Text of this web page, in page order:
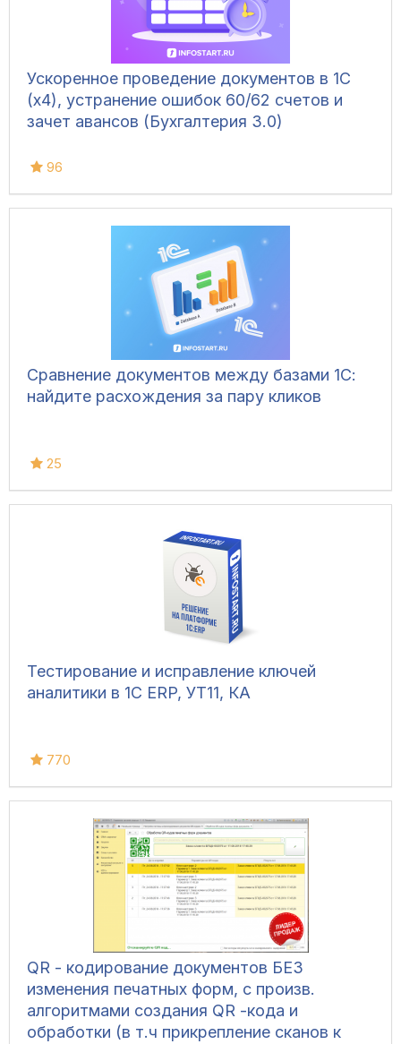
Ускоренное проведение документов в 1С
(x4), устранение ошибок 60/62 счетов и
зачет авансов (Бухгалтерия 3.0)
96
Сравнение документов между базами 1С:
найдите расхождения за пару кликов
25
Тестирование и исправление ключей
аналитики в 1С ERP, УТ11, КА
770
QR - кодирование документов БЕЗ
изменения печатных форм, с произв.
алгоритмами создания QR -кода и
обработки (в т.ч прикрепление сканов к